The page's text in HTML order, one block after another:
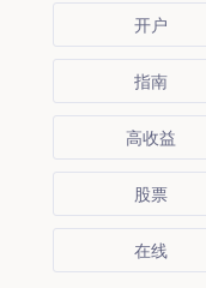
开户
指南
高收益
股票
在线